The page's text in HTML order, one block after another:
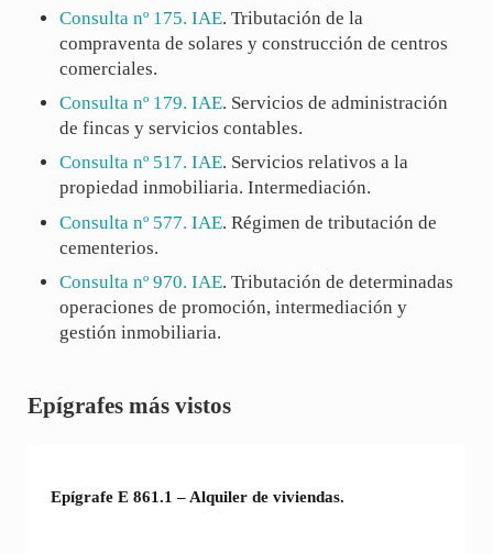
Consulta nº 175. IAE. Tributación de la
compraventa de solares y construcción de centros
comerciales.
Consulta nº 179. IAE. Servicios de administración
de fincas y servicios contables.
Consulta nº 517. IAE. Servicios relativos a la
propiedad inmobiliaria. Intermediación.
Consulta nº 577. IAE. Régimen de tributación de
cementerios.
Consulta nº 970. IAE. Tributación de determinadas
operaciones de promoción, intermediación y
gestión inmobiliaria.
Sidebar
Epígrafes más vistos
Epígrafe E 861.1 – Alquiler de viviendas.